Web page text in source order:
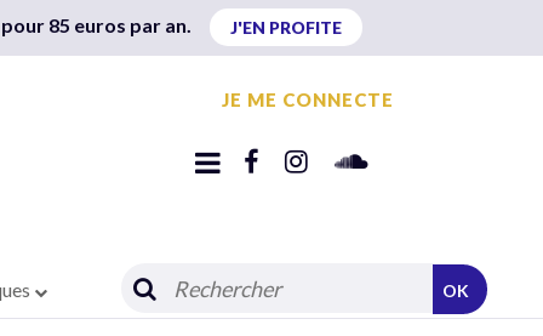
85 euros par an. J'EN PROFITE
JE ME CONNECTE
OK